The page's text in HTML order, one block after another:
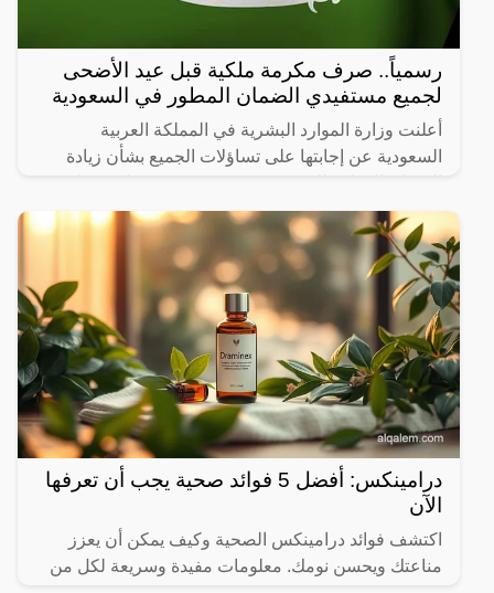
رسمياً.. صرف مكرمة ملكية قبل عيد الأضحى
لجميع مستفيدي الضمان المطور في السعودية
أعلنت وزارة الموارد البشرية في المملكة العربية
السعودية عن إجابتها على تساؤلات الجميع بشأن زيادة
الأضحى، وبحسب
درامينكس: أفضل 5 فوائد صحية يجب أن تعرفها
الآن
اكتشف فوائد درامينكس الصحية وكيف يمكن أن يعزز
مناعتك ويحسن نومك. معلومات مفيدة وسريعة لكل من